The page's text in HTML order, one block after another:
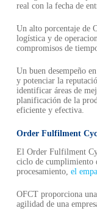
real con la fecha de
Un alto porcentaje de
logística y de
compromisos de
Un buen desempeño
y potenciar la
identificar áreas de
planificación de la
eficiente y efectiva.
Order Fulfilment
El Order Fulfilment
ciclo de cumplimiento
procesamiento, el
OFCT proporciona
agilidad de una